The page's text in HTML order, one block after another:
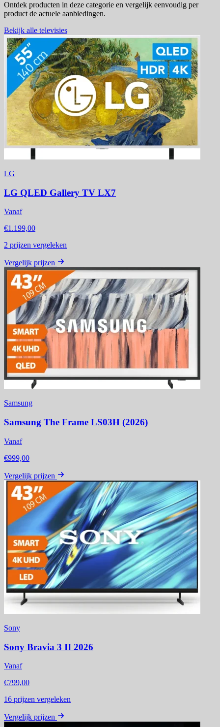
Ontdek producten in deze categorie en vergelijk eenvoudig per
product de actuele aanbiedingen.
Bekijk alle televisies
LG
LG QLED Gallery TV LX7
Vanaf
€1.199,00
2 prijzen vergeleken
Vergelijk prijzen
Samsung
Samsung The Frame LS03H (2026)
Vanaf
€999,00
Vergelijk prijzen
Sony
Sony Bravia 3 II 2026
Vanaf
€799,00
16 prijzen vergeleken
Vergelijk prijzen